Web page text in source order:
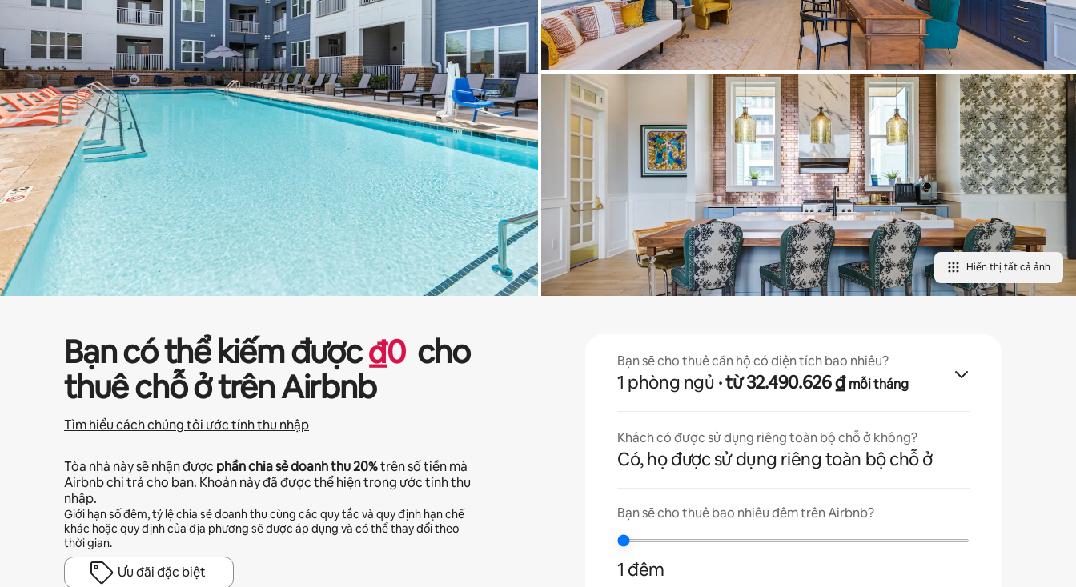
Hiển thị tất cả ảnh
Bạn có thể kiếm được₫0 cho
thuê chỗ ở trên Airbnb
Tìm hiểu cách chúng tôi ước tính thu nhập
Tòa nhà này sẽ nhận được phần chia sẻ doanh thu20%trên số tiền mà
Airbnb chi trả cho bạn. Khoản này đã được thể hiện trong ước tính thu
nhập.
Giới hạn số đêm, tỷ lệ chia sẻ doanh thu cùng các quy tắc và quy định hạn chế
khác hoặc quy định của địa phương sẽ được áp dụng và có thể thay đổi theo
thời gian.
Ưu đãi đặc biệt
Bạn sẽ cho thuê căn hộ có diện tích bao nhiêu?
1 phòng ngủ · từ 32.490.626 ₫mỗi tháng
Khách có được sử dụng riêng toàn bộ chỗ ở không?
Có, họ được sử dụng riêng toàn bộ chỗ ở
Bạn sẽ cho thuê bao nhiêu đêm trên Airbnb?
1 đêm